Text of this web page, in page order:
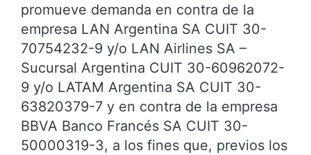
promueve demanda en contra de la
empresa LAN Argentina SA CUIT 30-
70754232-9 y/o LAN Airlines SA –
Sucursal Argentina CUIT 30-60962072-
9 y/o LATAM Argentina SA CUIT 30-
63820379-7 y en contra de la empresa
BBVA Banco Francés SA CUIT 30-
50000319-3, a los fines que, previos los